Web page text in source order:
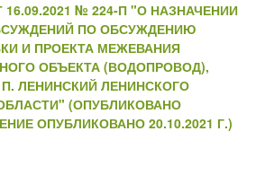
№ 224-П "О НАЗНАЧЕНИИ
ПО ОБСУЖДЕНИЮ
И ПРОЕКТА МЕЖЕВАНИЯ
ОБЪЕКТА (ВОДОПРОВОД),
ЛЕНИНСКИЙ ЛЕНИНСКОГО
(ОПУБЛИКОВАНО
ОПУБЛИКОВАНО 20.10.2021 Г.)